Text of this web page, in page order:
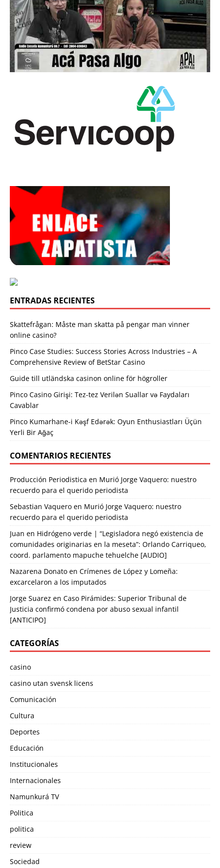
ENTRADAS RECIENTES
Skattefrågan: Måste man skatta på pengar man vinner
online casino?
Pinco Case Studies: Success Stories Across Industries – A
Comprehensive Review of BetStar Casino
Guide till utländska casinon online för högroller
Pinco Casino Girişi: Tez-tez Verilən Suallar və Faydaları
Cavablar
Pinco Kumarhane-i Kəşf Edərək: Oyun Enthusiastları Üçün
Yerli Bir Ağaç
COMENTARIOS RECIENTES
Producción Periodistica en Murió Jorge Vaquero: nuestro
recuerdo para el querido periodista
Sebastian Vaquero en Murió Jorge Vaquero: nuestro
recuerdo para el querido periodista
Juan en Hidrógeno verde | “Legisladora negó existencia de
comunidades originarias en la meseta”: Orlando Carriqueo,
coord. parlamento mapuche tehuelche [AUDIO]
Nazarena Donato en Crímenes de López y Lomeña:
excarcelaron a los imputados
Jorge Suarez en Caso Pirámides: Superior Tribunal de
Justicia confirmó condena por abuso sexual infantil
[ANTICIPO]
CATEGORÍAS
casino
casino utan svensk licens
Comunicación
Cultura
Deportes
Educación
Institucionales
Internacionales
Namunkurá TV
Politica
politica
review
Sociedad